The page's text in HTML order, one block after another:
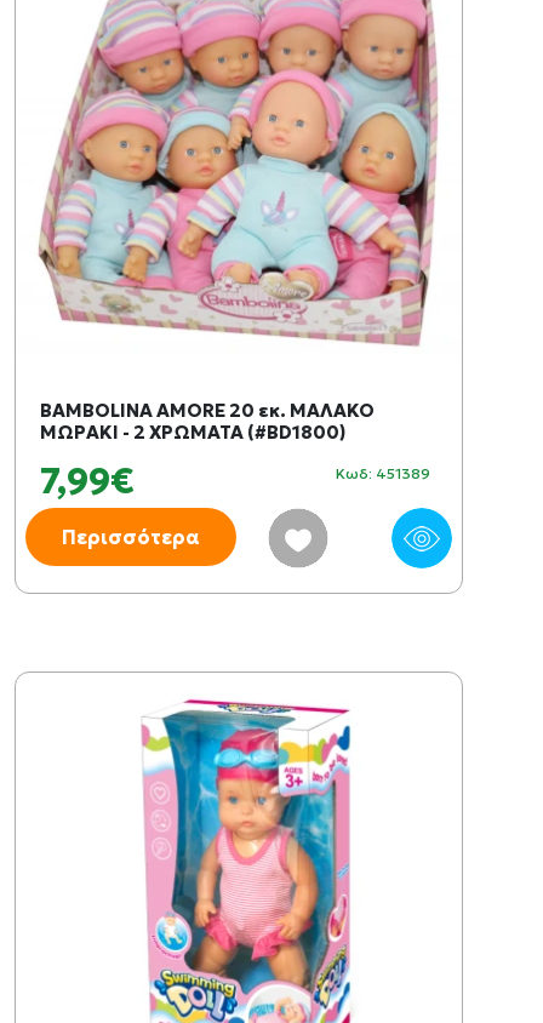
BAMBOLINA AMORE 20 εκ. ΜΑΛΑΚΟ
ΜΩΡΑΚΙ - 2 ΧΡΩΜΑΤΑ (#BD1800)
7,99€ Κωδ: 451389
Περισσότερα